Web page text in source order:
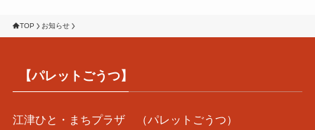
TOP お知らせ
【パレットごうつ】
江津ひと・まちプラザ （パレットごうつ）